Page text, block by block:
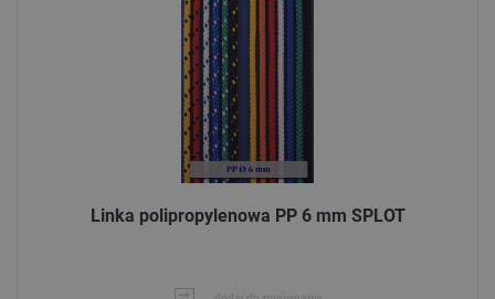
Linka polipropylenowa PP 6 mm SPLOT